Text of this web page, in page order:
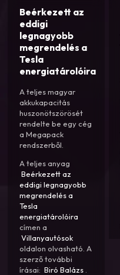
Beérkezett az
eddigi
legnagyobb
megrendelés a
Tesla
energiatárolóira
A teljes magyar
akkukapacitás
huszonötszörösét
rendelte be egy cég
a Megapack
rendszerből.
A teljes anyag
Beérkezett az
eddigi legnagyobb
megrendelés a
Tesla
energiatárolóira
címen a
Villanyautósok
oldalon olvasható. A
szerző további
írásai: Biró Balázs